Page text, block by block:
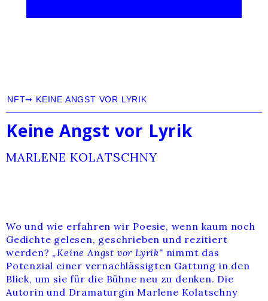
NFT➞ KEINE ANGST VOR LYRIK
Keine Angst vor Lyrik
MARLENE KOLATSCHNY
Wo und wie erfahren wir Poesie, wenn kaum noch
Gedichte gelesen, geschrieben und rezitiert
werden? „Keine Angst vor Lyrik“ nimmt das
Potenzial einer vernachlässigten Gattung in den
Blick, um sie für die Bühne neu zu denken. Die
Autorin und Dramaturgin Marlene Kolatschny